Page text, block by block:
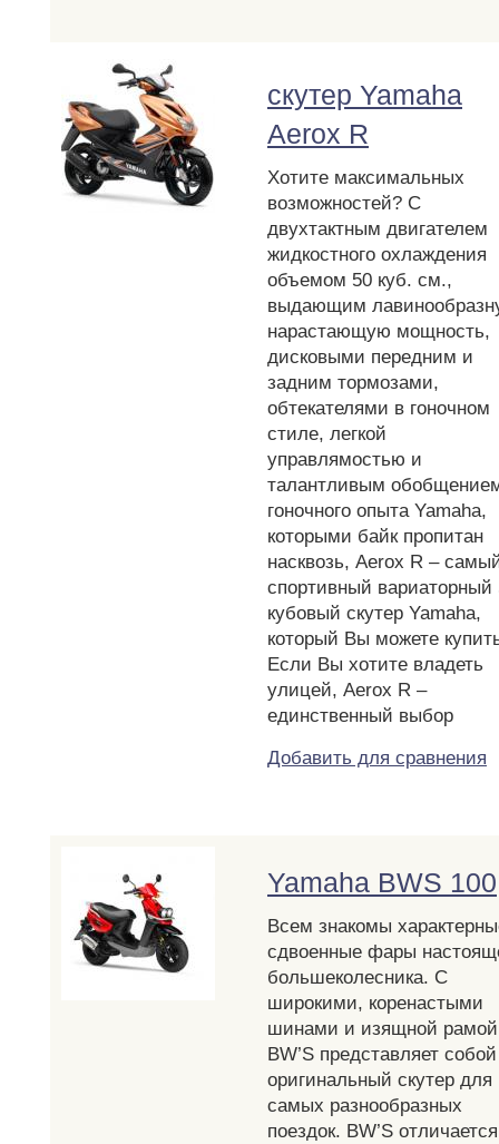
скутер Yamaha
Aerox R
Хотите максимальных
возможностей? С
двухтактным двигателем
жидкостного охлаждения
объемом 50 куб. см.,
выдающим
нарастающую мощность,
дисковыми передним и
задним тормозами,
обтекателями в гоночном
стиле, легкой
управлямостью и
талантливым
гоночного опыта Yamaha,
которыми байк пропитан
насквозь, Aerox R –
спортивный вариаторный
кубовый скутер Yamaha,
который Вы можете
Если Вы хотите владеть
улицей, Aerox R –
единственный выбор
Добавить для сравнения
Yamaha BWS 100
Всем знакомы
сдвоенные фары
большеколесника. С
широкими, коренастыми
шинами и изящной рамой
BW’S представляет собой
оригинальный скутер для
самых разнообразных
поездок. BW’S отличается